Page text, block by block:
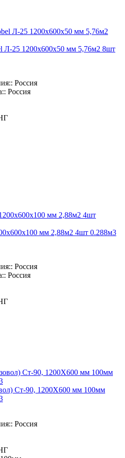
Л-25 1200х600х50 мм 5,76м2 8шт
Россия
Россия
мм 2,88м2 4шт 0.288м3
Россия
Россия
Ст-90, 1200Х600 мм 100мм
Россия